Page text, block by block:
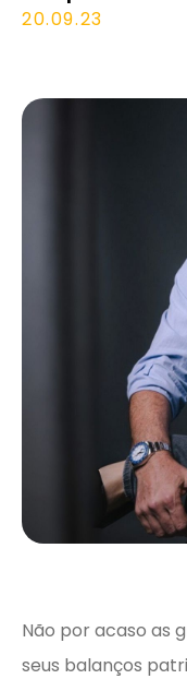
20.09.23
Não por acaso as
seus balanços